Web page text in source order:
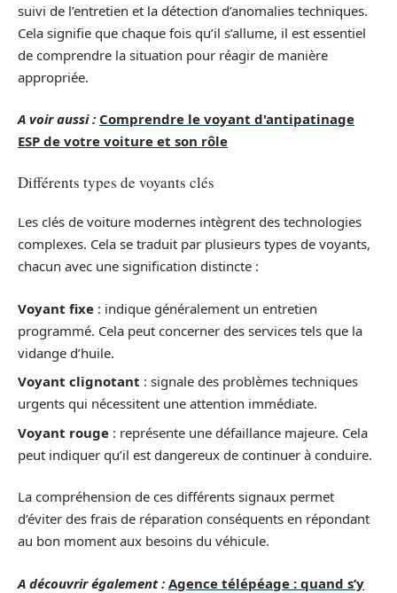
suivi de l’entretien et la détection d’anomalies techniques.
Cela signifie que chaque fois qu’il s’allume, il est essentiel
de comprendre la situation pour réagir de manière
appropriée.
A voir aussi : Comprendre le voyant d'antipatinage
ESP de votre voiture et son rôle
Différents types de voyants clés
Les clés de voiture modernes intègrent des technologies
complexes. Cela se traduit par plusieurs types de voyants,
chacun avec une signification distincte :
Voyant fixe : indique généralement un entretien
programmé. Cela peut concerner des services tels que la
vidange d’huile.
Voyant clignotant : signale des problèmes techniques
urgents qui nécessitent une attention immédiate.
Voyant rouge : représente une défaillance majeure. Cela
peut indiquer qu’il est dangereux de continuer à conduire.
La compréhension de ces différents signaux permet
d’éviter des frais de réparation conséquents en répondant
au bon moment aux besoins du véhicule.
A découvrir également : Agence télépéage : quand s’y